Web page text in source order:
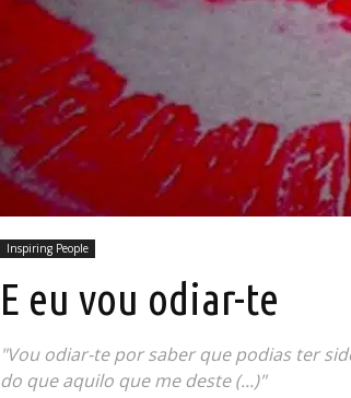
Inspiring People
E eu vou odiar-te
"Vou odiar-te por saber que podias ter
do que aquilo que me deste (...)"